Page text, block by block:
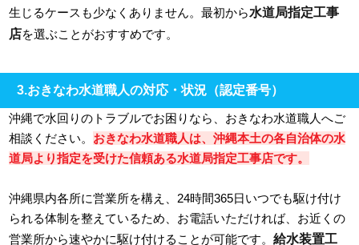
生じるケースも少なくありません。最初から水道局指定工事
店を選ぶことがおすすめです。
3.おきなわ水道職人の対応・状況（認定番号）
沖縄で水回りのトラブルでお困りなら、おきなわ水道職人へご
相談ください。 おきなわ水道職人は、沖縄本土の各自治体の水
道局より指定を受けた信頼ある水道局指定工事店です。
沖縄県内各所に営業所を構え、24時間365日いつでも駆け付け
られる体制を整えているため、お電話いただければ、お近くの
営業所から速やかに駆け付けることが可能です。給水装置工